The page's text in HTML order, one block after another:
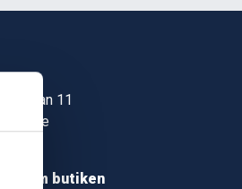
11
Skövde
mer om butiken